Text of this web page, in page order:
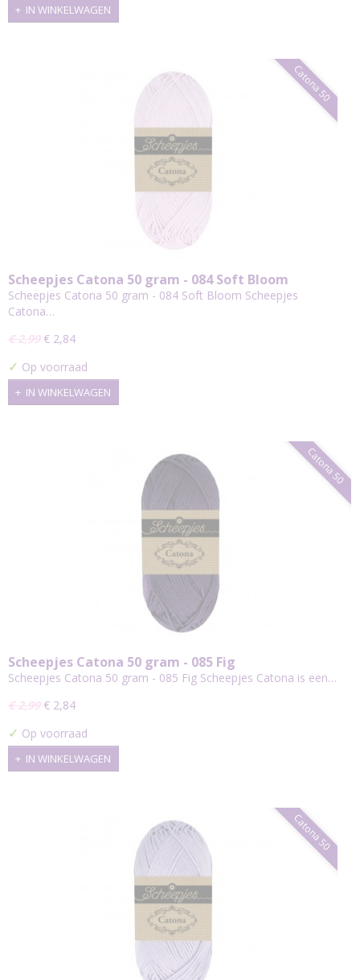
IN WINKELWAGEN
Catona 50
Scheepjes Catona 50 gram - 084 Soft Bloom
Scheepjes Catona 50 gram - 084 Soft Bloom Scheepjes
Catona…
€ 2,99 € 2,84
✓ Op voorraad
IN WINKELWAGEN
Catona 50
Scheepjes Catona 50 gram - 085 Fig
Scheepjes Catona 50 gram - 085 Fig Scheepjes Catona is een…
€ 2,99 € 2,84
✓ Op voorraad
IN WINKELWAGEN
Catona 50